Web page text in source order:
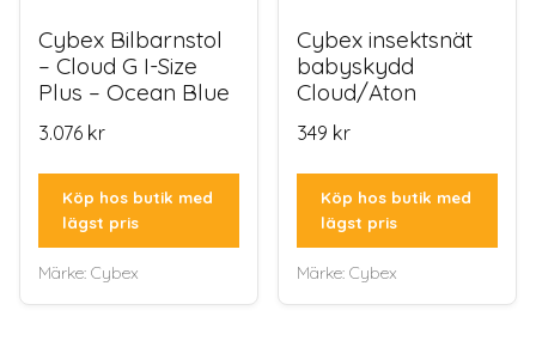
Cybex Bilbarnstol
– Cloud G I-Size
Plus – Ocean Blue
3.076 kr
Köp hos butik med
lägst pris
Märke: Cybex
Cybex insektsnät
babyskydd
Cloud/Aton
349 kr
Köp hos butik med
lägst pris
Märke:Cybex